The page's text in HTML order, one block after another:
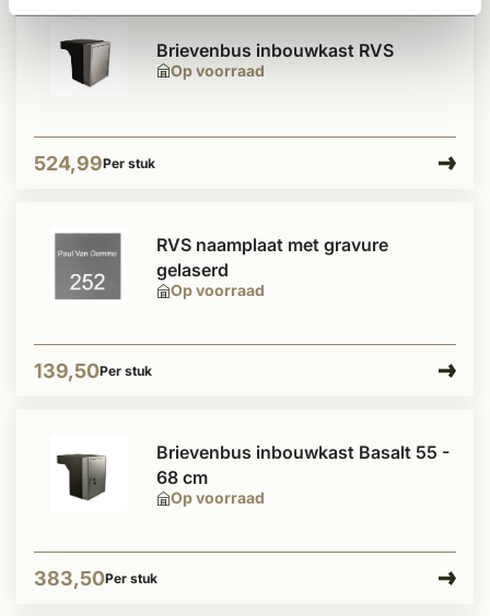
Op voorraad
Brievenbus inbouwkast RVS
524,99Per stuk
Op voorraad
RVS naamplaat met gravure
gelaserd
139,50Per stuk
Op voorraad
Brievenbus inbouwkast Basalt 55 -
68 cm
383,50Per stuk